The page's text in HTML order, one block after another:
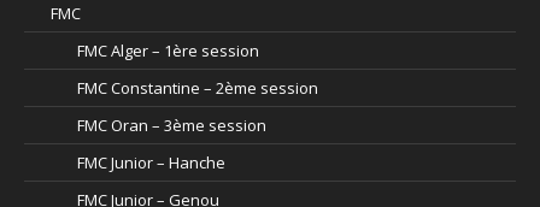
FMC
FMC Alger – 1ère session
FMC Constantine – 2ème session
FMC Oran – 3ème session
FMC Junior – Hanche
FMC Junior – Genou